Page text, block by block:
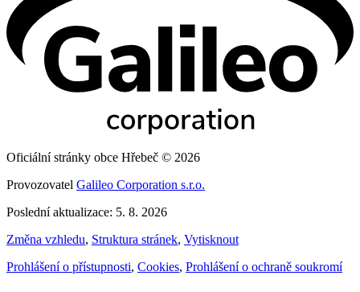
Oficiální stránky obce Hřebeč © 2026
Provozovatel Galileo Corporation s.r.o.
Poslední aktualizace: 5. 8. 2026
Změna vzhledu, Struktura stránek, Vytisknout
Prohlášení o přístupnosti, Cookies, Prohlášení o ochraně soukromí